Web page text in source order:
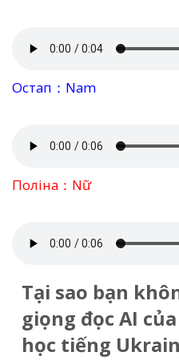
Остап：Nam
Поліна：Nữ
Tại sao bạn
giọng đọc AI
học tiếng